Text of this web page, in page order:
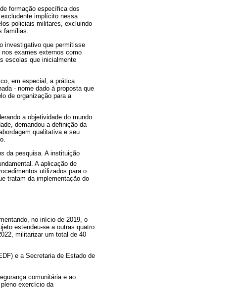
formação específica dos
implícito nessa
policiais militares, excluindo
famílias.
investigativo que permitisse
exames externos como
escolas que inicialmente
em especial, a prática
- nome dado à proposta que
de organização para a
a objetividade do mundo
demandou a definição da
qualitativa e seu
da pesquisa. A instituição
A aplicação de
utilizados para o
tratam da implementação do
no início de 2019, o
estendeu-se a outras quatro
militarizar um total de 40
e a Secretaria de Estado de
comunitária e ao
exercício da